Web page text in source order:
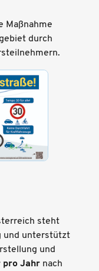
Maßnahme
durch
steht
und unterstützt
und
pro Jahr nach